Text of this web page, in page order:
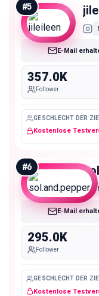
#5
E-Mail
357.0K
Follower
GESCHLECHT DER
Kostenlose
#6
E-Mail
295.0K
Follower
GESCHLECHT DER
Kostenlose